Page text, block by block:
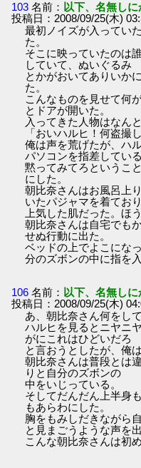
103 名前： 以下、名無し
投稿日：2008/09/25(木)
最初ノイズが入ってい
た。
そこに映っていたのは
していて、ぬいぐるみ
とかがおいてありいか
た。
こんなものを見せて何
とドアが開いた。
入ってきた人物はなん
「おいハルヒ！何盗撮
俺は声を荒げたが、ハ
パソコンを指差している
黙ってみてろというこ
にした。
朝比奈さんはお風呂上
いたパジャマを着ており
上気した肌だった。ほ
朝比奈さんは自宅でも
せぬ行動に出た。
ベッドの上でよこにな
分のズボンの中に指を
106 名前： 以下、名無し
投稿日：2008/09/25(木)
あ、朝比奈さん何をし
ハルヒを見るとニヤニ
がにこれはひどいだろ
と言おうとしたが、俺
朝比奈さんは普段とは
りと自分のズボンの
中をいじっている。
そしてだんだん上半身
もあらわにした。
胸をもみしだきながら
と見まごうような声を
こんな朝比奈さんは初